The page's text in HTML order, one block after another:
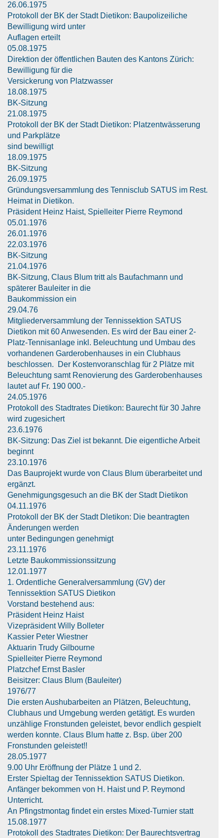
26.06.1975
Protokoll der BK der Stadt Dietikon: Baupolizeiliche
Bewilligung wird unter
Auflagen erteilt
05.08.1975
Direktion der öffentlichen Bauten des Kantons Zürich:
Bewilligung für die
Versickerung von Platzwasser
18.08.1975
BK-Sitzung
21.08.1975
Protokoll der BK der Stadt Dietikon: Platzentwässerung
und Parkplätze
sind bewilligt
18.09.1975
BK-Sitzung
26.09.1975
Gründungsversammlung des Tennisclub SATUS im Rest.
Heimat in Dietikon.
Präsident Heinz Haist, Spielleiter Pierre Reymond
05.01.1976
26.01.1976
22.03.1976
BK-Sitzung
21.04.1976
BK-Sitzung, Claus Blum tritt als Baufachmann und
späterer Bauleiter in die
Baukommission ein
29.04.76
Mitgliederversammlung der Tennissektion SATUS
Dietikon mit 60 Anwesenden. Es wird der Bau einer 2-
Platz-Tennisanlage inkl. Beleuchtung und Umbau des
vorhandenen Garderobenhauses in ein Clubhaus
beschlossen. Der Kostenvoranschlag für 2 Plätze mit
Beleuchtung samt Renovierung des Garderobenhauses
lautet auf Fr. 190 000.-
24.05.1976
Protokoll des Stadtrates Dietikon: Baurecht für 30 Jahre
wird zugesichert
23.6.1976
BK-Sitzung: Das Ziel ist bekannt. Die eigentliche Arbeit
beginnt
23.10.1976
Das Bauprojekt wurde von Claus Blum überarbeitet und
ergänzt.
Genehmigungsgesuch an die BK der Stadt Dietikon
04.11.1976
Protokoll der BK der Stadt Dletikon: Die beantragten
Änderungen werden
unter Bedingungen genehmigt
23.11.1976
Letzte Baukommissionssitzung
12.01.1977
1. Ordentliche Generalversammlung (GV) der
Tennissektion SATUS Dietikon
Vorstand bestehend aus:
Präsident Heinz Haist
Vizepräsident Willy Bolleter
Kassier Peter Wiestner
Aktuarin Trudy Gilbourne
Spielleiter Pierre Reymond
Platzchef Ernst Basler
Beisitzer: Claus Blum (Bauleiter)
1976/77
Die ersten Aushubarbeiten an Plätzen, Beleuchtung,
Clubhaus und Umgebung werden getätigt. Es wurden
unzählige Fronstunden geleistet, bevor endlich gespielt
werden konnte. Claus Blum hatte z. Bsp. über 200
Fronstunden geleistet!!
28.05.1977
9.00 Uhr Eröffnung der Plätze 1 und 2.
Erster Spieltag der Tennissektion SATUS Dietikon.
Anfänger bekommen von H. Haist und P. Reymond
Unterricht.
An Pfingstmontag findet ein erstes Mixed-Turnier statt
15.08.1977
Protokoll des Stadtrates Dietikon: Der Baurechtsvertrag